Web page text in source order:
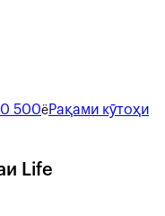
500ёРақами кӯтоҳи
Life